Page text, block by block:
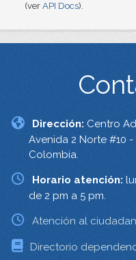
(ver API Docs).
Dirección: Centro
Avenida 2 Norte #10
Colombia.
Horario atención:
de 2 pm a 5 pm.
Atención al
Directorio